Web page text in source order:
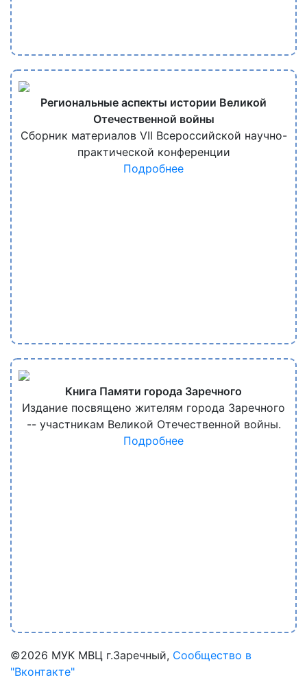
Региональные аспекты истории Великой
Отечественной войны
Сборник материалов VII Всероссийской научно-
практической конференции
Подробнее
Книга Памяти города Заречного
Издание посвящено жителям города Заречного
-- участникам Великой Отечественной войны.
Подробнее
©2026 МУК МВЦ г.Заречный, Сообщество в
"Вконтакте"